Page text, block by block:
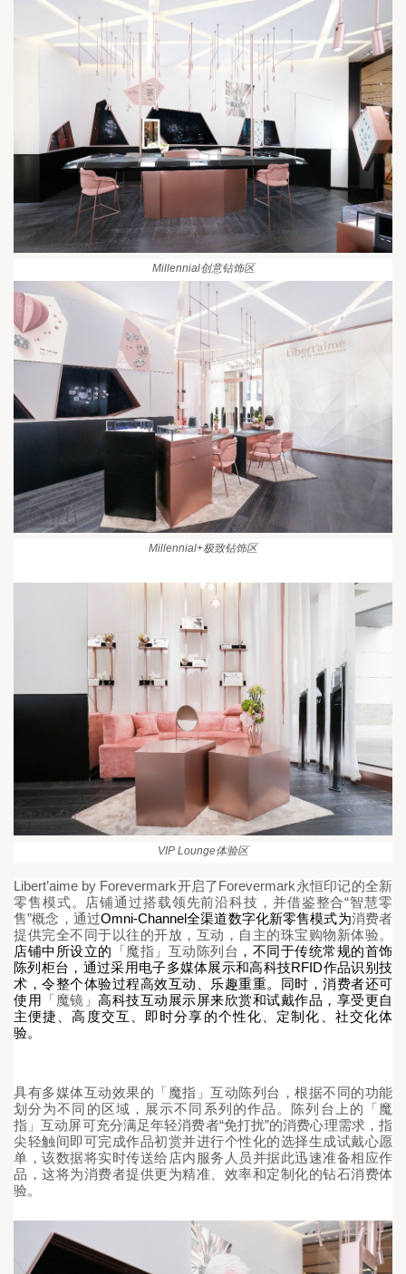
Millennial创意钻饰区
Millennial+极致钻饰区
VIP Lounge体验区
Libert’aime by Forevermark开启了Forevermark永恒印记的全新
零售模式。店铺通过搭载领先前沿科技，并借鉴整合“智慧零
售”概念，通过Omni-Channel全渠道数字化新零售模式为消费者
提供完全不同于以往的开放，互动，自主的珠宝购物新体验。
店铺中所设立的 「魔指」互动陈列台 ，不同于传统常规的首饰
陈列柜台，通过采用电子多媒体展示和高科技RFID作品识别技
术，令整个体验过程高效互动 、乐趣重重。同时， 消费者还可
使用
「魔镜」 高科技互动展示屏来欣赏和试戴作品，享受更自
主便捷、高度交互、即时分享的个性化、定制化、社交化体
验。
具有多媒体互动效果的 「魔指」互动陈列台 ，根据不同的功能
划分为不同的区域，展示不同系列的作品。
陈列台上的
「魔
指」互动屏可充分满足年轻消费者“免打扰”的消费心理需求，指
尖轻触间即可完成作品初赏并进行个性化的选择生成试戴心愿
单，该数据将实时传送给店内服务人员并据此迅速准备相应作
品，这将为消费者提供更为精准、效率和定制化的钻石消费体
验。